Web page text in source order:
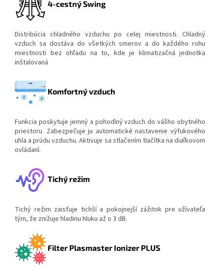
4-cestný Swing
Distribúcia chladného vzduchu po celej miestnosti. Chladný
vzduch sa dostáva do všetkých smerov a do každého rohu
miestnosti bez ohľadu na to, kde je klimatizačná jednotka
inštalovaná
Komfortný vzduch
Funkcia poskytuje jemný a pohodlný vzduch do vášho obytného
priestoru. Zabezpečuje ju automatické nastavenie výfukového
uhla a prúdu vzduchu. Aktivuje sa stlačením tlačítka na diaľkovom
ovládaní.
Tichý režim
Tichý režim zaisťuje tichší a pokojnejší zážitok pre užívateľa
tým, že znižuje hladinu hluku až o 3 dB.
Filter Plasmaster Ionizer PLUS